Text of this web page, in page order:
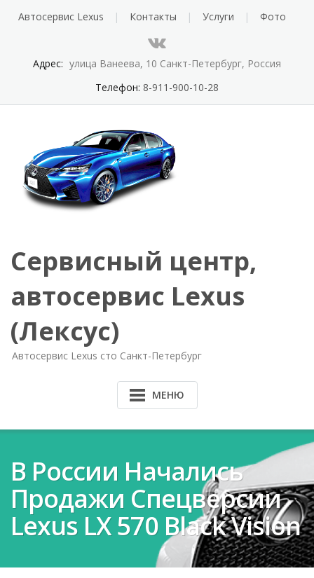
Автосервис Lexus Контакты Услуги Фото
Адрес: улица Ванеева, 10 Санкт-Петербург, Россия
Телефон: 8-911-900-10-28
Сервисный центр,
автосервис Lexus
(Лексус)
Автосервис Lexus сто Санкт-Петербург
МЕНЮ
В России Начались
Продажи Спецверсии
Lexus LX 570 Black Vision